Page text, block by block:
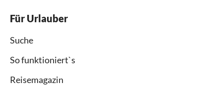
Für Urlauber
Suche
So funktioniert`s
Reisemagazin